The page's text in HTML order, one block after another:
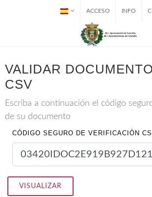
ACCESO INFO
VALIDAR
CSV
Escriba a continuación el código
de su documento
CÓDIGO SEGURO DE VERIFICACIÓN
VISUALIZAR